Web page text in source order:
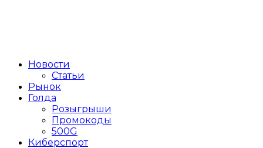
Новости
Статьи
Рынок
Голда
Розыгрыши
Промокоды
500G
Киберспорт